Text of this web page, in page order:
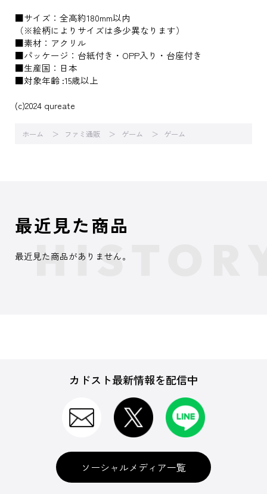
■サイズ：全高約180mm以内
（※絵柄によりサイズは多少異なります）
■素材：アクリル
■パッケージ：台紙付き・OPP入り・台座付き
■生産国：日本
■対象年齢 :15歳以上
(c)2024 qureate
ホーム ファミ通販 ゲーム ゲーム
最近見た商品
最近見た商品がありません。
カドスト最新情報を配信中
ソーシャルメディア一覧